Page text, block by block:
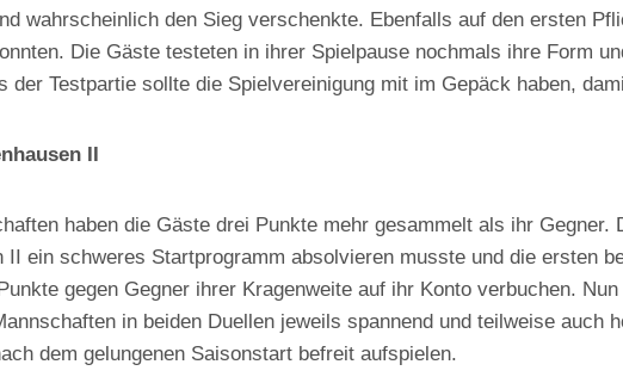
wahrscheinlich den Sieg verschenkte. Ebenfalls auf den ersten
Die Gäste testeten in ihrer Spielpause nochmals ihre Form
der Testpartie sollte die Spielvereinigung mit im Gepäck haben,
II
haben die Gäste drei Punkte mehr gesammelt als ihr Gegner.
ein schweres Startprogramm absolvieren musste und die ersten
gegen Gegner ihrer Kragenweite auf ihr Konto verbuchen.
in beiden Duellen jeweils spannend und teilweise auch
dem gelungenen Saisonstart befreit aufspielen.